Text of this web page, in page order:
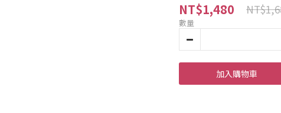
NT$1,480
數量
加入購物車